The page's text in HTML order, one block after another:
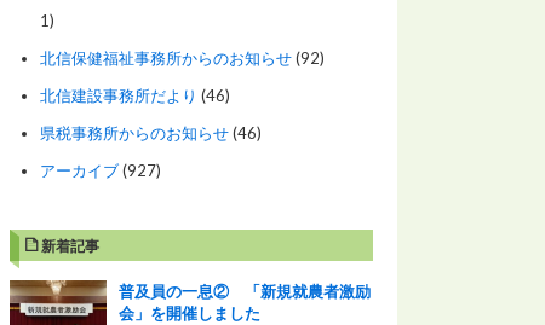
1)
北信保健福祉事務所からのお知らせ(92)
北信建設事務所だより (46)
県税事務所からのお知らせ(46)
アーカイブ(927)
新着記事
普及員の一息② 「新規就農者激励
会」を開催しました